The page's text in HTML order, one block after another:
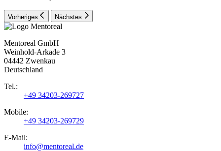
Vorheriges Nächstes
Mentoreal GmbH
Weinhold-Arkade 3
04442 Zwenkau
Deutschland
Tel.:
+49 34203-269727
Mobile:
+49 34203-269729
E-Mail:
info@mentoreal.de